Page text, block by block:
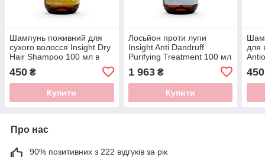
Шампунь поживний для
сухого волосся Insight Dry
Hair Shampoo 100 мл в
450 ₴
Купити
Лосьйон проти лупи
Insight Anti Dandruff
Purifying Treatment 100 мл
1 963₴
Купити
для
450
Про нас
90% позитивних з 222 відгуків за рік